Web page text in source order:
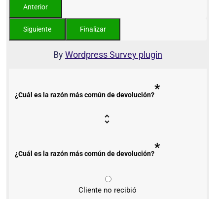
ByWordpress Survey plugin
¿Cuál es la razón más común de devolución?*
¿Cuál es la razón más común de devolución?*
Cliente no recibió